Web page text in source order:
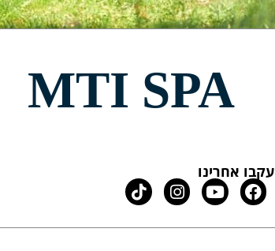
MTI SPA
עקבו אחרינו